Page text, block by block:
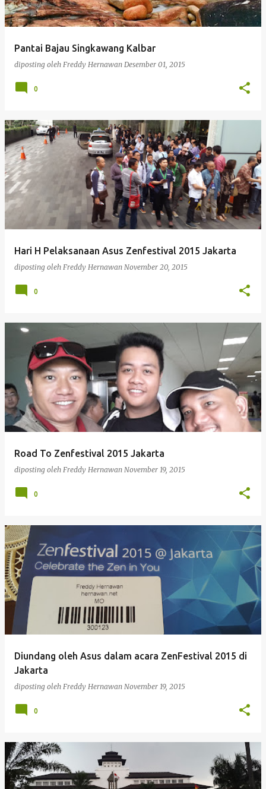
Pantai Bajau Singkawang Kalbar
diposting oleh Freddy Hernawan Desember 01, 2015
0
Hari H Pelaksanaan Asus Zenfestival 2015 Jakarta
diposting oleh Freddy Hernawan November 20, 2015
0
Road To Zenfestival 2015 Jakarta
diposting oleh Freddy Hernawan November 19, 2015
0
Diundang oleh Asus dalam acara ZenFestival 2015 di
Jakarta
diposting oleh Freddy Hernawan November 19, 2015
0